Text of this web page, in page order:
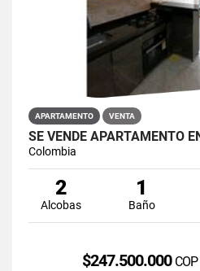
APARTAMENTO VENTA
Colombia
2
Alcobas
1
Baño
$247.500.000 COP